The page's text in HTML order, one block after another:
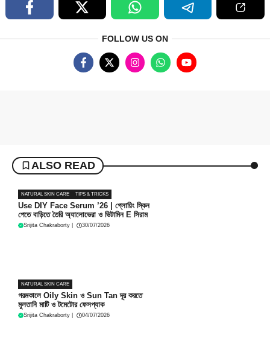
FOLLOW US ON
ALSO READ
NATURAL SKIN CARE TIPS & TRICKS
Use DIY Face Serum ’26 | গ্লোয়িং স্কিন
পেতে বাড়িতে তৈরি অ্যালোভেরা ও ভিটামিন E সিরাম
Srijita Chakraborty 30/07/2026
NATURAL SKIN CARE
গরমকালে Oily Skin ও Sun Tan দূর করতে
মুলতানি মাটি ও টমেটোর ফেসপ্যাক
Srijita Chakraborty 04/07/2026